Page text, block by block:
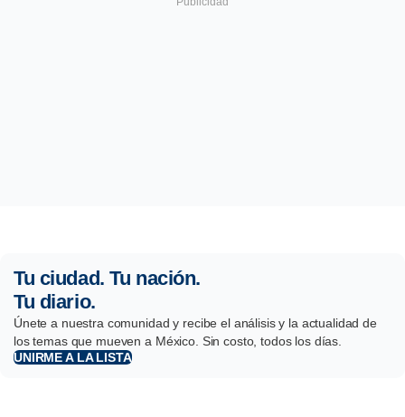
Tu ciudad. Tu nación.
Tu diario.
Únete a nuestra comunidad y recibe el análisis y la actualidad de
los temas que mueven a México. Sin costo, todos los días.
UNIRME A LA LISTA